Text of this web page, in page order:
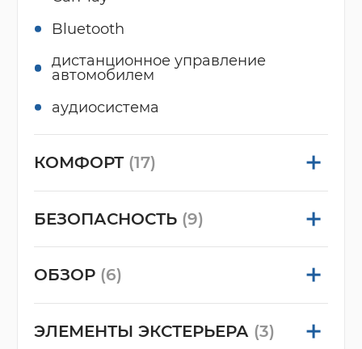
Bluetooth
дистанционное управление
автомобилем
аудиосистема
КОМФОРТ (17)
БЕЗОПАСНОСТЬ (9)
ОБЗОР (6)
ЭЛЕМЕНТЫ ЭКСТЕРЬЕРА (3)